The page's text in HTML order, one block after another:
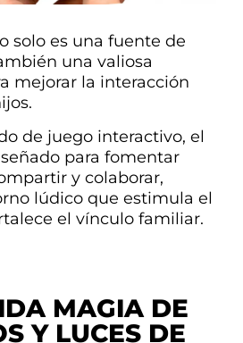
solo es una fuente de
una valiosa
mejorar la interacción
de juego interactivo, el
para fomentar
y colaborar,
lúdico que estimula el
el vínculo familiar.
MAGIA DE
Y LUCES DE